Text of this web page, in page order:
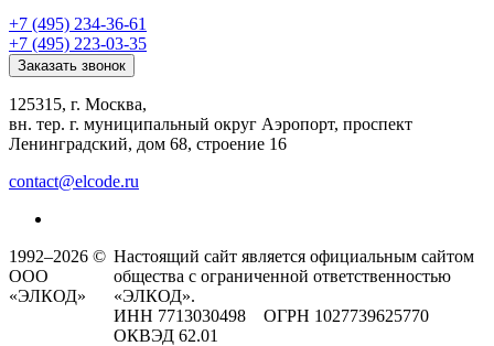
+7 (495) 234-36-61
+7 (495) 223-03-35
Заказать звонок
125315, г. Москва,
вн. тер. г. муниципальный округ Аэропорт, проспект
Ленинградский, дом 68, строение 16
contact@elcode.ru
1992–2026 ©
ООО
«ЭЛКОД»
Настоящий сайт является официальным сайтом
общества с ограниченной ответственностью
«ЭЛКОД».
ИНН 7713030498 ОГРН 1027739625770
ОКВЭД 62.01